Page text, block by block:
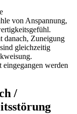
von Anspannung,
danach, Zuneigung
gleichzeitig
werden
/